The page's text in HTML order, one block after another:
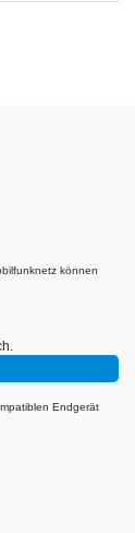
können
Endgerät